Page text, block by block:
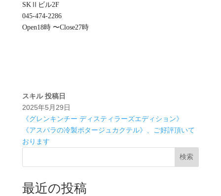
SKⅡビル2F
045-474-2286
Open18時 〜Close27時
スキル 投稿日
2025年5月29日
《グレンキンチー ディスティラーズエディション》
《アスパラの冷製ポタージュカクテル》、ご好評頂いて
おります
検索
最近の投稿